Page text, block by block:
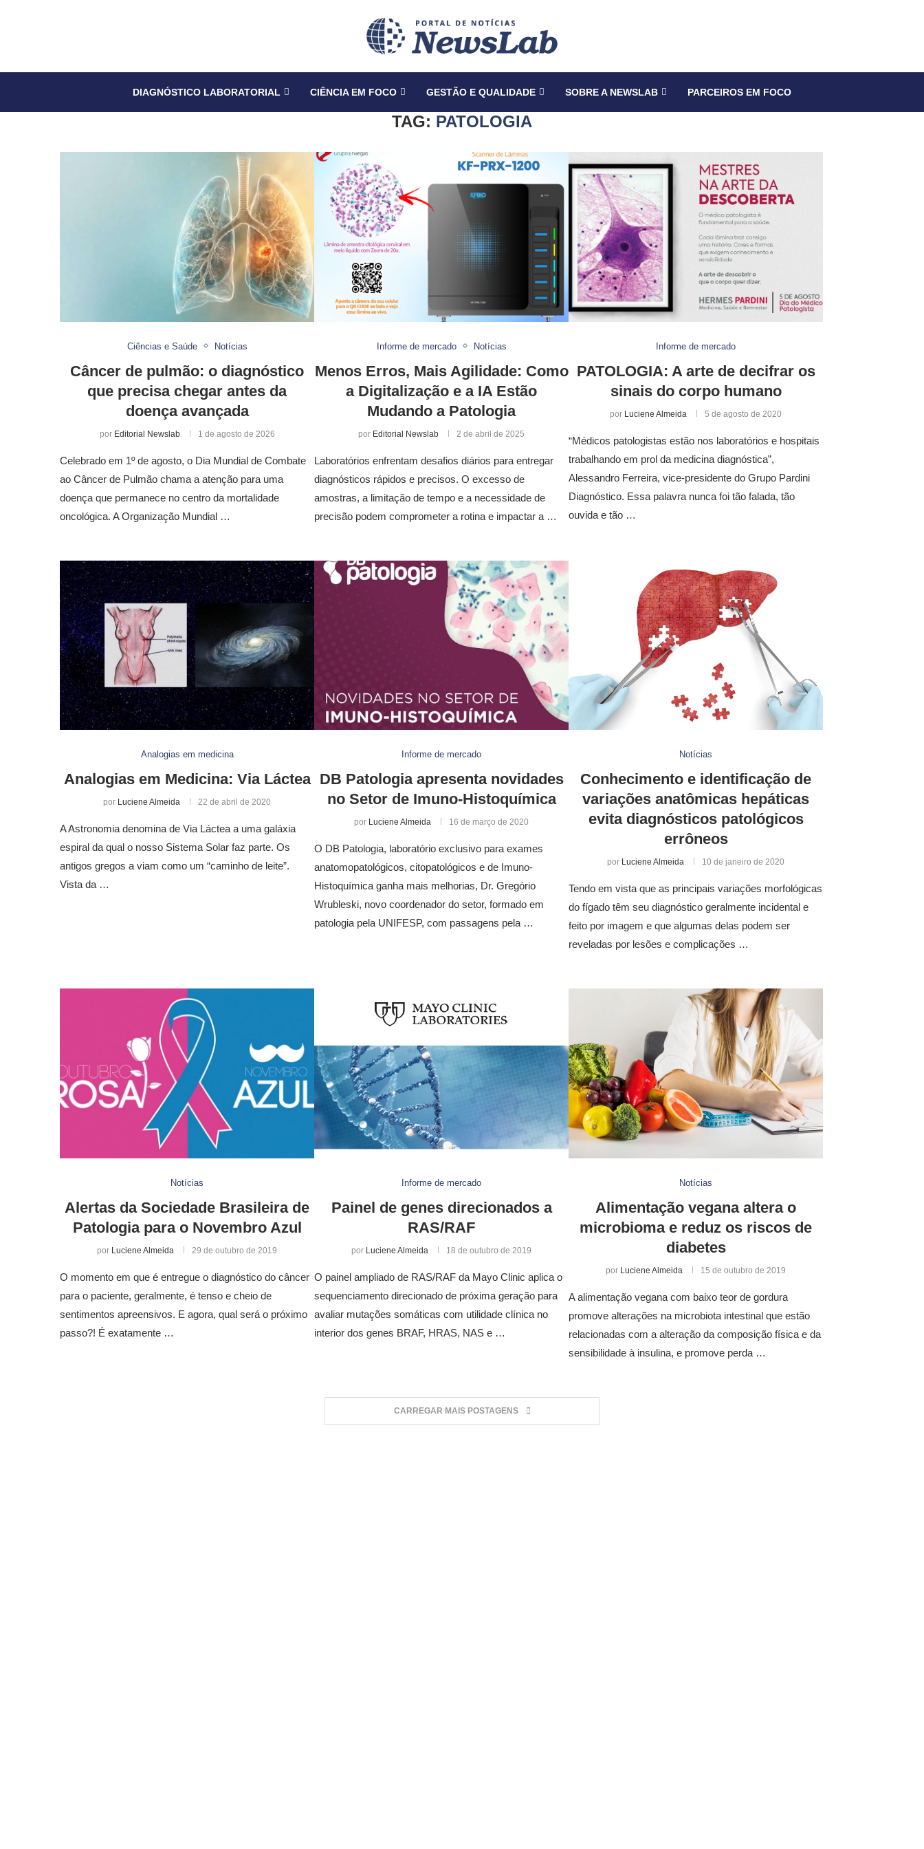
DIAGNÓSTICO LABORATORIAL CIÊNCIA EM FOCO GESTÃO E QUALIDADE SOBRE A NEWSLAB PARCEIROS EM FOCO
TAG: PATOLOGIA
Ciências e Saúde Notícias
Câncer de pulmão: o diagnóstico
que precisa chegar antes da
doença avançada
por Editorial Newslab 1 de agosto de 2026
Celebrado em 1º de agosto, o Dia Mundial de Combate
ao Câncer de Pulmão chama a atenção para uma
doença que permanece no centro da mortalidade
oncológica. A Organização Mundial …
Informe de mercado Notícias
Menos Erros, Mais Agilidade: Como
a Digitalização e a IA Estão
Mudando a Patologia
por Editorial Newslab 2 de abril de 2025
Laboratórios enfrentam desafios diários para entregar
diagnósticos rápidos e precisos. O excesso de
amostras, a limitação de tempo e a necessidade de
precisão podem comprometer a rotina e impactar a …
Informe de mercado
PATOLOGIA: A arte de decifrar os
sinais do corpo humano
por Luciene Almeida 5 de agosto de 2020
“Médicos patologistas estão nos laboratórios e hospitais
trabalhando em prol da medicina diagnóstica”,
Alessandro Ferreira, vice-presidente do Grupo Pardini
Diagnóstico. Essa palavra nunca foi tão falada, tão
ouvida e tão …
Analogias em medicina
Analogias em Medicina: Via Láctea
por Luciene Almeida 22 de abril de 2020
A Astronomia denomina de Via Láctea a uma galáxia
espiral da qual o nosso Sistema Solar faz parte. Os
antigos gregos a viam como um “caminho de leite”.
Vista da …
Informe de mercado
DB Patologia apresenta novidades
no Setor de Imuno-Histoquímica
por Luciene Almeida 16 de março de 2020
O DB Patologia, laboratório exclusivo para exames
anatomopatológicos, citopatológicos e de Imuno-
Histoquímica ganha mais melhorias, Dr. Gregório
Wrubleski, novo coordenador do setor, formado em
patologia pela UNIFESP, com passagens pela …
Notícias
Conhecimento e identificação de
variações anatômicas hepáticas
evita diagnósticos patológicos
errôneos
por Luciene Almeida 10 de janeiro de 2020
Tendo em vista que as principais variações morfológicas
do fígado têm seu diagnóstico geralmente incidental e
feito por imagem e que algumas delas podem ser
reveladas por lesões e complicações …
Notícias
Alertas da Sociedade Brasileira de
Patologia para o Novembro Azul
por Luciene Almeida 29 de outubro de 2019
O momento em que é entregue o diagnóstico do câncer
para o paciente, geralmente, é tenso e cheio de
sentimentos apreensivos. E agora, qual será o próximo
passo?! É exatamente …
Informe de mercado
Painel de genes direcionados a
RAS/RAF
por Luciene Almeida 18 de outubro de 2019
O painel ampliado de RAS/RAF da Mayo Clinic aplica o
sequenciamento direcionado de próxima geração para
avaliar mutações somáticas com utilidade clínica no
interior dos genes BRAF, HRAS, NAS e …
Notícias
Alimentação vegana altera o
microbioma e reduz os riscos de
diabetes
por Luciene Almeida 15 de outubro de 2019
A alimentação vegana com baixo teor de gordura
promove alterações na microbiota intestinal que estão
relacionadas com a alteração da composição física e da
sensibilidade à insulina, e promove perda …
CARREGAR MAIS POSTAGENS